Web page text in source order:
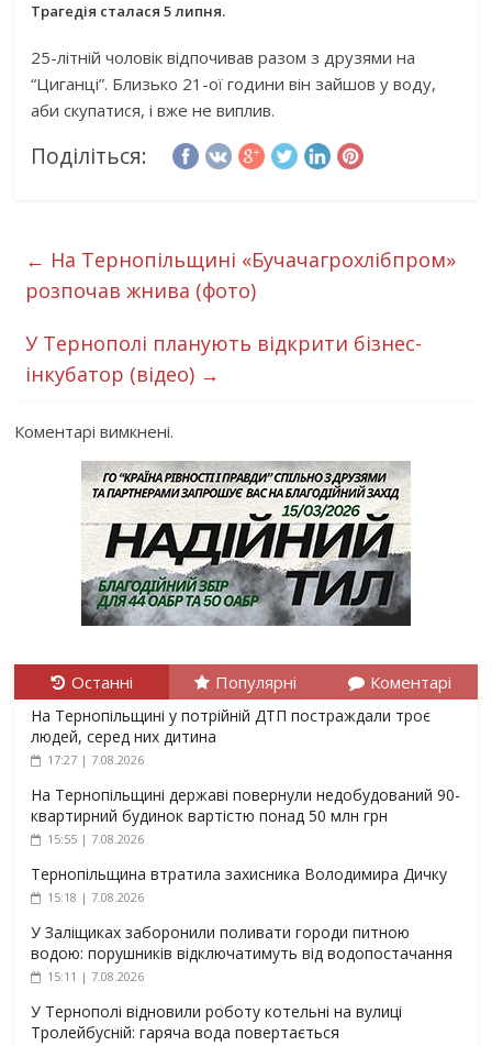
Трагедія сталася 5 липня.
25-літній чоловік відпочивав разом з друзями на
“Циганці”. Близько 21-ої години він зайшов у воду,
аби скупатися, і вже не виплив.
Поділіться:
← На Тернопільщині «Бучачагрохлібпром»
розпочав жнива (фото)
У Тернополі планують відкрити бізнес-
інкубатор (відео) →
Коментарі вимкнені.
Останні Популярні Коментарі
На Тернопільщині у потрійній ДТП постраждали троє
людей, серед них дитина
17:27 | 7.08.2026
На Тернопільщині державі повернули недобудований 90-
квартирний будинок вартістю понад 50 млн грн
15:55 | 7.08.2026
Тернопільщина втратила захисника Володимира Дичку
15:18 | 7.08.2026
У Заліщиках заборонили поливати городи питною
водою: порушників відключатимуть від водопостачання
15:11 | 7.08.2026
У Тернополі відновили роботу котельні на вулиці
Тролейбусній: гаряча вода повертається